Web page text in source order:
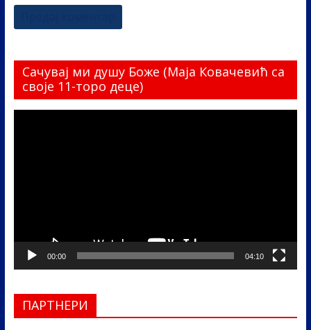
Сачувај ми душу Боже (Маја Ковачевић са
своје 11-торо деце)
00:00 04:10
ПАРТНЕРИ